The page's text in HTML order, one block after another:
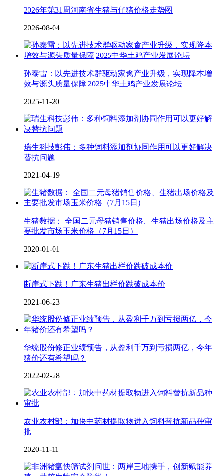
2026年第31周河南省生猪与仔猪价格走势图
2026-08-04
孙泰雷：以先进技术群驱动家禽产业升级，实现降本增
效与源头质量保障|2025中华土鸡产业发展论坛
2025-11-20
瑞生科技彭伟：多种饲料添加剂协同作用可以更好解决
替抗问题
2021-04-19
生猪数据： 全国二元母猪销售价格、生猪出场价格及主
要批发市场玉米价格（7月15日）
2020-01-01
断崖式下跌！广东生猪出栏价跌破成本价
2021-06-23
华统股份修正业绩预告，从盈利千万到亏损两亿，今年
猪价还有希望吗？
2022-02-28
农业农村部：加快中药材提取物进入饲料替抗新品种审
批
2020-11-11